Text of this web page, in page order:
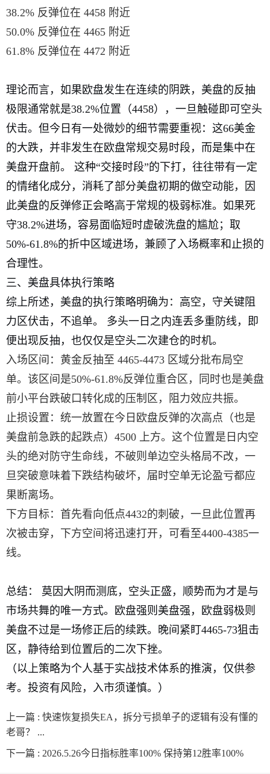
38.2% 反弹位在 4458 附近
50.0% 反弹位在 4465 附近
61.8% 反弹位在 4472 附近
理论而言，如果欧盘发生在连续的阴跌，美盘的反抽
极限通常就是38.2%位置（4458），一旦触碰即可空头
伏击。但今日有一处微妙的细节需要重视：这66美金
的大跌，并非发生在欧盘常规交易时段，而是集中在
美盘开盘前。 这种“交接时段”的下打，往往带有一定
的情绪化成分，消耗了部分美盘初期的做空动能，因
此美盘的反弹修正会略高于常规的极弱标准。如果死
守38.2%进场，容易面临短时虚破洗盘的尴尬；取
50%-61.8%的折中区域进场，兼顾了入场概率和止损的
合理性。
三、美盘具体执行策略
综上所述，美盘的执行策略明确为：高空，守关键阻
力区伏击，不追单。 多头一日之内连丢多重防线，即
便出现反抽，也仅仅是空头二次建仓的时机。
入场区间：黄金反抽至 4465-4473 区域分批布局空
单。该区间是50%-61.8%反弹位重合区，同时也是美盘
前小平台跌破口转化成的压制区，阻力效应共振。
止损设置：统一放置在今日欧盘反弹的次高点（也是
美盘前急跌的起跌点）4500 上方。这个位置是日内空
头的绝对防守生命线，不破则单边空头格局不改，一
旦突破意味着下跌结构破坏，届时空单无论盈亏都应
果断离场。
下方目标：首先看向低点4432的刺破，一旦此位置再
次被击穿，下方空间将迅速打开，可看至4400-4385一
线。
总结： 莫因大阴而测底，空头正盛，顺势而为才是与
市场共舞的唯一方式。欧盘强则美盘强，欧盘弱极则
美盘不过是一场修正后的续跌。晚间紧盯4465-73狙击
区，静待给到位置后的二次下挫。
（以上策略为个人基于实战技术体系的推演，仅供参
考。投资有风险，入市须谨慎。）
上一篇 : 快速恢复损失EA，拆分亏损单子的逻辑有没有懂的
老哥？ ...
下一篇 : 2026.5.26今日指标胜率100% 保持第12胜率100%